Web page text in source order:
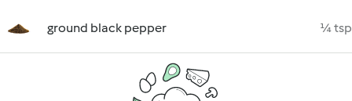
ground black pepper ¼ tsp